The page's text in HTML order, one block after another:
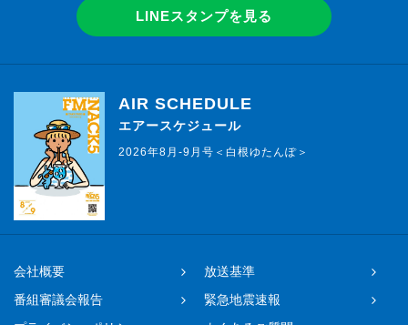
LINEスタンプを見る
AIR SCHEDULE
エアースケジュール
2026年8月-9月号＜白根ゆたんぽ＞
会社概要
放送基準
番組審議会報告
緊急地震速報